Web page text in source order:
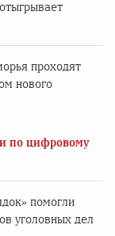
проходят
нового
по цифровому
помогли
уголовных дел